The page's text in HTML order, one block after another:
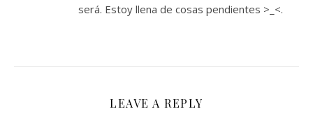
será. Estoy llena de cosas pendientes >_<.
LEAVE A REPLY